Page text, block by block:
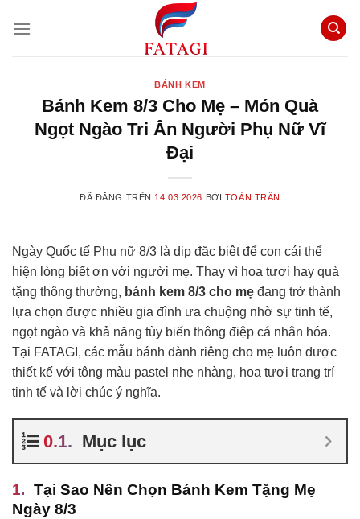
đến
BÁNH KEM
Bánh Kem 8/3 Cho Mẹ – Món Quà
Ngọt Ngào Tri Ân Người Phụ Nữ Vĩ
Đại
ĐÃ ĐĂNG TRÊN 14.03.2026 BỞI TOÀN TRẦN
Ngày Quốc tế Phụ nữ 8/3 là dịp đặc biệt để con cái thể
hiện lòng biết ơn với người mẹ. Thay vì hoa tươi hay quà
tặng thông thường, bánh kem 8/3 cho mẹ đang trở thành
lựa chọn được nhiều gia đình ưa chuộng nhờ sự tinh tế,
ngọt ngào và khả năng tùy biến thông điệp cá nhân hóa.
Tại FATAGI, các mẫu bánh dành riêng cho mẹ luôn được
thiết kế với tông màu pastel nhẹ nhàng, hoa tươi trang trí
tinh tế và lời chúc ý nghĩa.
Mục lục
Tại Sao Nên Chọn Bánh Kem Tặng Mẹ
Ngày 8/3